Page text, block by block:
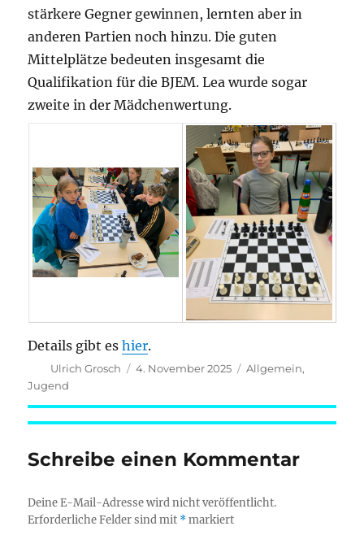
stärkere Gegner gewinnen, lernten aber in
anderen Partien noch hinzu. Die guten
Mittelplätze bedeuten insgesamt die
Qualifikation für die BJEM. Lea wurde sogar
zweite in der Mädchenwertung.
Details gibt eshier.
Autor
Ulrich Grosch
Veröffentlicht
4. November 2025 Kategorien
Allgemein,
Jugend
Schreibe einen Kommentar
Deine E-Mail-Adresse wird nicht veröffentlicht.
Erforderliche Felder sind mit *markiert